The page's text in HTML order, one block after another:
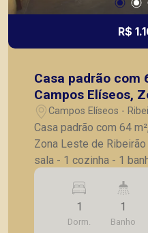
R$
Casa padrão com
Campos Elíseos,
Ribeirão Preto/SP.
Campos Elíseos -
Casa padrão com 64
Zona Leste de Ribeirão Preto/
sala - 1 cozinha - 1
- 1 quintal - 2 vagas de
Casa dentro de um
A Piramid tem como
clientes com agilidade
1
Dorm.
1
Banho